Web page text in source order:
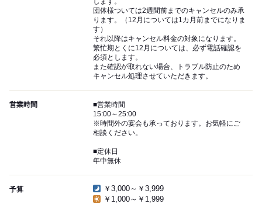
団体様ついては2週間前までのキャンセルのみ承
ります。（12月については1カ月前までになりま
す）
それ以降はキャンセル料金の対象になります。
繁忙期とくに12月については、必ず電話確認を
必須とします。
また確認が取れない場合、トラブル防止のため
キャンセル処理させていただきます。
営業時間
■営業時間
15:00～25:00
※時間外の宴会も承っております。お気軽にご
相談ください。
■定休日
年中無休
予算
￥3,000～￥3,999
￥1,000～￥1,999